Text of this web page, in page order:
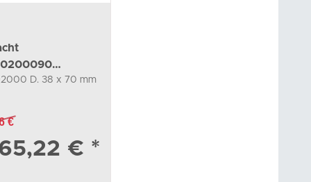
Ersatzteile
D. 38 x 70 mm
€
€ *